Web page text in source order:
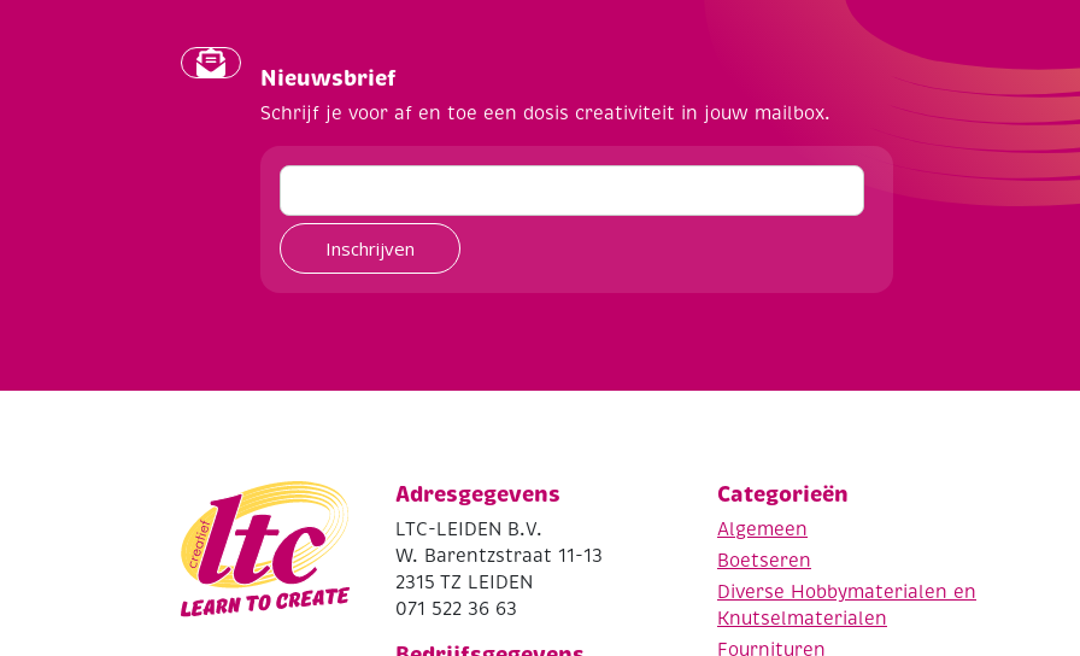
Nieuwsbrief
Schrijf je voor af en toe een dosis creativiteit in jouw mailbox.
Inschrijven
Adresgegevens
LTC-LEIDEN B.V.
W. Barentzstraat 11-13
2315 TZ LEIDEN
071 522 36 63
Categorieën
Algemeen
Boetseren
Diverse Hobbymaterialen en
Knutselmaterialen
Fournituren